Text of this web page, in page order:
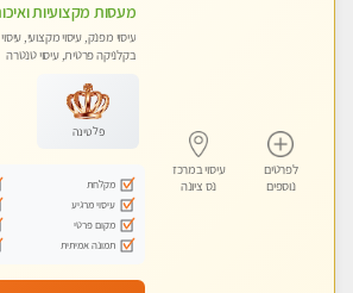
לפרטים
נוספים
עיסוי במרכז
נס ציונה
עיסוי מפנק, עיסוי מקצועי, עיסוי
בקלניקה פרטית, עיסוי טנטרה
פלטינה
מקלחת
עיסוי מרגיע
מקום פרטי
תמונה אמיתית